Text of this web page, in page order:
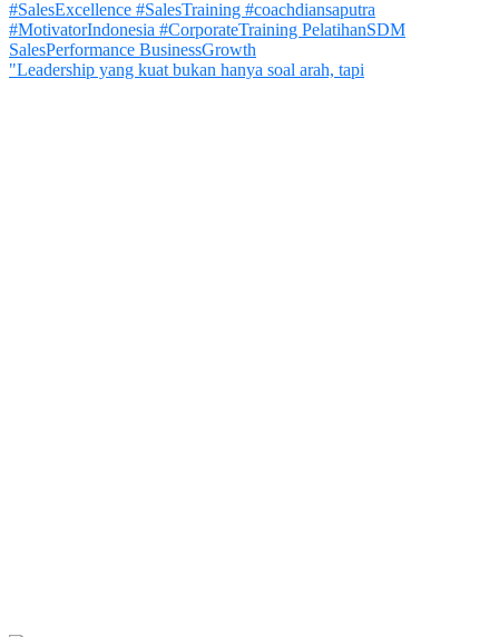
"Leadership yang kuat bukan hanya soal arah, tapi